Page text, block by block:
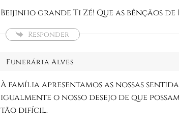
Beijinho grande Ti Zé! Que as bênçãos
Responder
Funerária Alves
À família apresentamos as nossas
igualmente o nosso desejo de que
tão difícil.